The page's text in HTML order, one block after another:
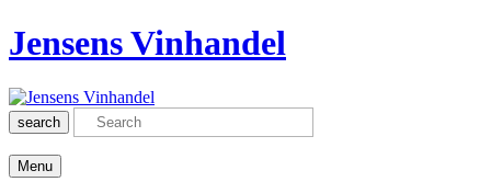
Jensens Vinhandel
search
Menu